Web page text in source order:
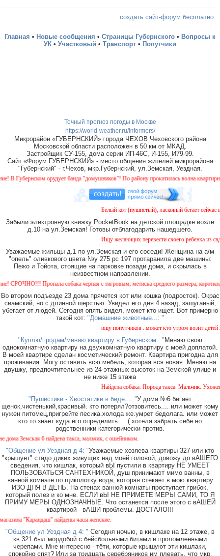
создать сайт-форум бесплатно
Главная • Новые сообщения • Страницы Губернского • Вопросы к
УК • Участковый • Транспорт • Попутчики
Точный прогноз погоды в Москве
https://world-weather.ru/informers/
Микрорайон «ГУБЕРНСКИЙ» города ЧЕХОВ Чеховского района
Московской области расположен в 50 км от МКАД.
Застройщик СУ-155, дома серии ИП-46С, И-155, И79-99.
Сайт «Форум ГУБЕРНСКИЙ» - место общения жителей микрорайона
"Губернский" - г.Чехов, мкр.Губернский, ул.Земская, Уездная.
орудует банда "домушников"! По району прокатилась волна квартирных
Белый кот (пушистый), ласковый бегает сейчас
Забыли электронную книжку PocketBook на детской площадке возле
д.10 на ул.Земская! Готовы отблагодарить нашедшего.
Ищу желающих перевести своего ребенка из
Уважаемые жильцы д.1 по ул.Земская и его соседи! Женщина на а/м
"опель" оливкового цвета №у 275 рс 197 протаранила две машины:
Пежо и Тойота, стоящие на парковке позади дома, и скрылась в
неизвестном направлении.
Пропала собака чёрная с тигровым, метиска среднего размера,
Во втором подъезде 23 дома прячется кот или кошка (подросток). Окрас
сиамский, но с длинной шерстью. Увидел его дня 4 назад, зашуганый,
убегает от людей. Сегодня опять видел, может кто ищет. Вот примерно
такой кот: "Домашние животные...: "
ищу попутчиков . может кто утром возит детей в
"Куплю/продам/меняю квартиру в Губернском.: " Меняю свою
однокомнатную квартиру на двухкомнатную квартиру с моей доплатой.
В моей квартире сделан косметический ремонт. Квартира пригодна для
проживания. Могу оставить всю мебель, которая вся новая. Меняю на
двушку, предпочтительнее из 24-этажных высоток на Земской улице и
не ниже 15 этажа
Найдена собака. Порода такса. Мальчик.
"Пушистики - Хвостатики в беде...: "У дома №6 бегает
щенок,чистенький,красивый. кто потерял?отзовитесь.... или может кому
нужен питомец,пригрейте песика.холода же.умрет бедолага. или может
кто то знает куда его определить... :( хотела забрать себе но
родственники категорически против.
Земская 6 найдена такса, мальчик, с ошейником.
"Общение ул Уездная д 4: "Уважаемые хозяева квартиры 327 или кто
"крышует" стадо диких живущих над моей головой, довожу до вАШЕГО
сведения, что кишлак, который вЫ пустили в квартиру НЕ УМЕЕТ
ПОЛЬЗОВАТЬСЯ САНТЕХНИКОЙ, душ принимают мимо ванны, в
ванной комнате по щиколотку вода, которая стекает в мою квартиру
ИЗО ДНЯ В ДЕНЬ. На стенах ванной комнаты проступает грибок,
который полез и ко мне. ЕСЛИ вЫ НЕ ПРИМЕТЕ МЕРЫ САМИ, ТО Я
ПРИМУ МЕРЫ ОДНОЗНАЧНЫЕ. Что останется после этого с вАШЕЙ
квартирой - вАШИ проблемы. ДОСТАЛО!!!
"Карандаш" найдены часы женские.
"Общение ул Уездная д 4: " Сегодня ночью, в кишлаке на 12 этаже, в
кв.321 был мордобой с бейсбольными битами и проломленными
черепами. Мне интересно - тёти, которые крышуют эти кишлаки,
спокойно спят? Или за тридцать серебряников им плевать, что мкр.